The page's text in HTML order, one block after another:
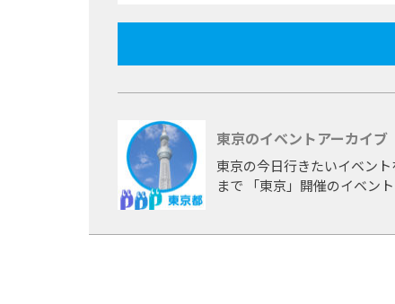
東京のイベントアーカイブ
東京の今日行きたいイベン
まで 「東京」開催のイベン